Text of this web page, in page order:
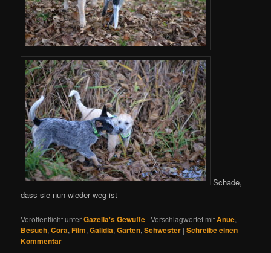
Schade,
dass sie nun wieder weg ist
Veröffentlicht unterGazella's Gewuffe |Verschlagwortet mitAnue,
Besuch,Cora,Film,Galidia,Garten,Schwester |Schreibe einen
Kommentar